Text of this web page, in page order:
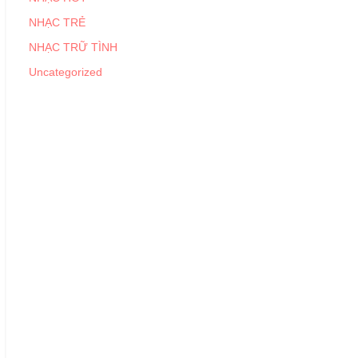
NHẠC TRẺ
NHẠC TRỮ TÌNH
Uncategorized